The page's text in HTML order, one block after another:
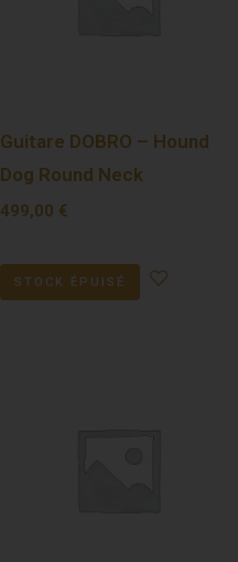
Guitare DOBRO – Hound
Dog Round Neck
499,00 €
STOCK ÉPUISÉ